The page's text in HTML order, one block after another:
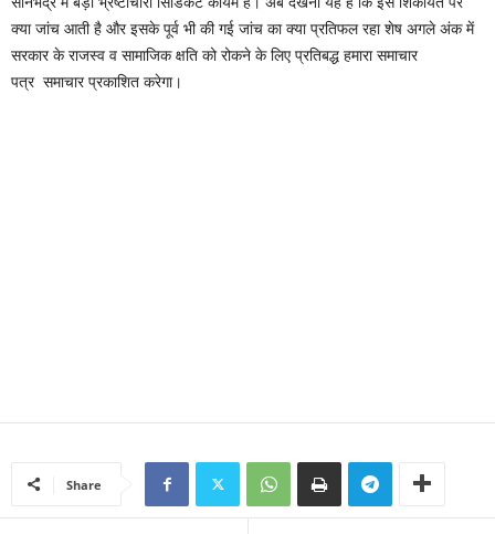
क्या जांच आती है और इसके पूर्व भी की गई जांच का क्या प्रतिफल रहा शेष अगले अंक में
सरकार के राजस्व व सामाजिक क्षति को रोकने के लिए प्रतिबद्ध हमारा समाचार
पत्र समाचार प्रकाशित करेगा।
Share